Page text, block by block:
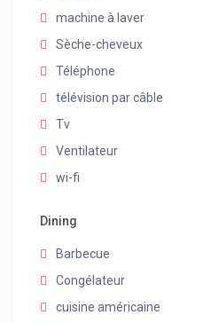
machine à laver
Sèche-cheveux
Téléphone
télévision par câble
Tv
Ventilateur
wi-fi
Dining
Barbecue
Congélateur
cuisine américaine